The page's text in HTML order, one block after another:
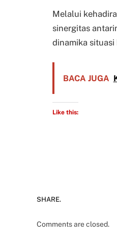
Melalui
sinergitas
dinamika situasi
BACA JUGA
Like this:
SHARE.
Comments are closed.